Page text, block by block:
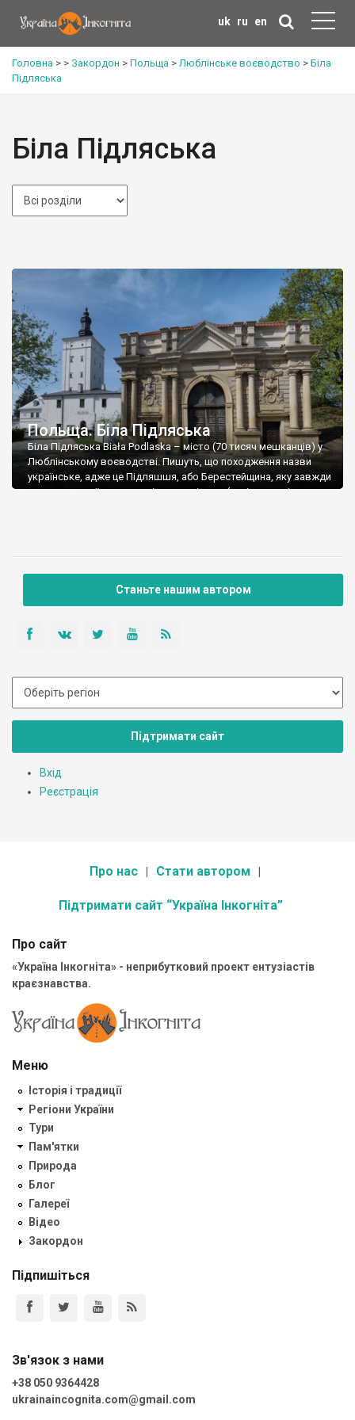
uk ru en
Головна > > Закордон > Польща >Люблінське воєводство > Біла
Підляська
Біла Підляська
Польща. Біла Підляська
Біла Підляська Biała Podlaska – місто (70 тисяч мешканців) у
Люблінському воєводстві. Пишуть, що походження назви
українське, адже це Підляшшя, або Берестейщина, яку завжди
вважали українським етнічним регіоном (нині у складі
Станьте нашим автором
Підтримати сайт
Вхід
Реєстрація
Про нас Стати автором
Підтримати сайт “Україна Інкогніта”
Про сайт
«Україна Інкогніта» - неприбутковий проект ентузіастів
краєзнавства.
Меню
Історія і традиції
Регіони України
Тури
Пам'ятки
Природа
Блог
Галереї
Відео
Закордон
Підпишіться
Зв'язок з нами
+38 050 9364428
ukrainaincognita.com@gmail.com